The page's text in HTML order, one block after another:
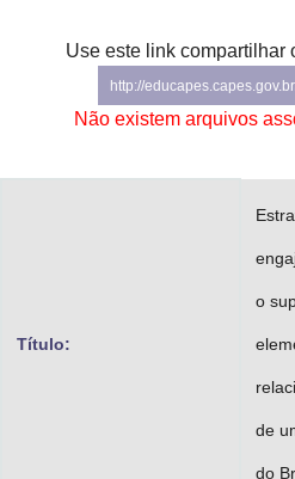
Banco Central do Brasil
Use este link compartilhar
http://
Não existem arquivos
Título:
o
de
do